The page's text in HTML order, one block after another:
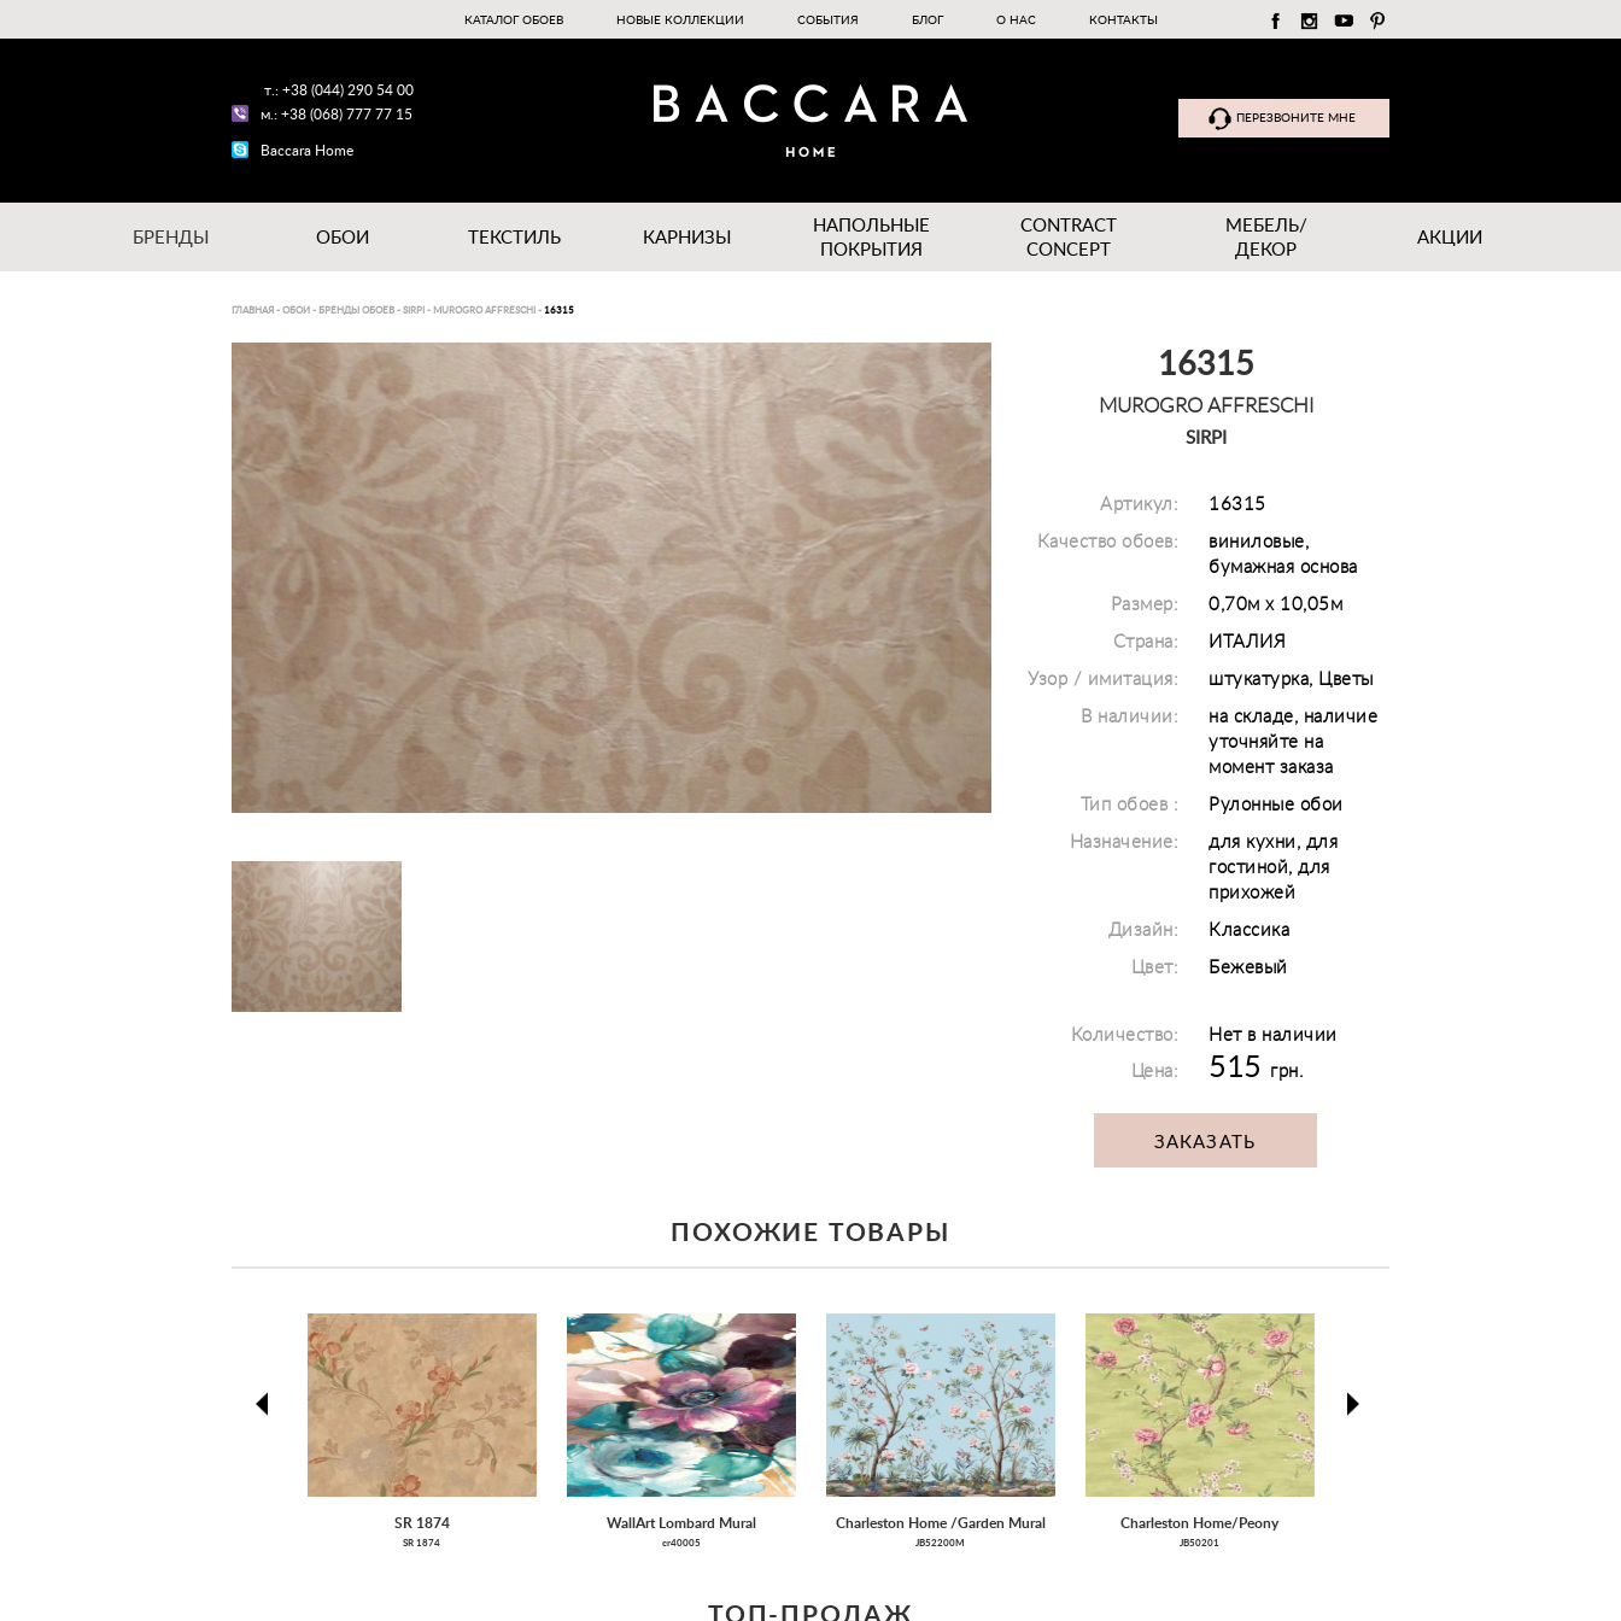
КАТАЛОГ ОБОЕВ НОВЫЕ КОЛЛЕКЦИИ СОБЫТИЯ БЛОГ О НАС КОНТАКТЫ
т.: +38 (044) 290 54 00
м.: +38 (068) 777 77 15
Baccara Home
ПЕРЕЗВОНИТЕ МНЕ
БРЕНДЫ ОБОИ ТЕКСТИЛЬ КАРНИЗЫ
НАПОЛЬНЫЕ
ПОКРЫТИЯ
CONTRACT
CONCEPT
МЕБЕЛЬ/
ДЕКОР
АКЦИИ
ГЛАВНАЯ - ОБОИ - БРЕНДЫ ОБОЕВ - SIRPI - MUROGRO AFFRESCHI - 16315
16315
MUROGRO AFFRESCHI
SIRPI
Артикул: 16315
Качество обоев:
виниловые,
бумажная основа
Размер: 0,70м х 10,05м
Страна: ИТАЛИЯ
Узор / имитация: штукатурка, Цветы
В наличии:
на складе, наличие
уточняйте на
момент заказа
Тип обоев : Рулонные обои
Назначение:
для кухни, для
гостиной, для
прихожей
Дизайн: Классика
Цвет: Бежевый
Количество:
Нет в наличии
Цена:
515 грн.
ЗАКАЗАТЬ
ПОХОЖИЕ ТОВАРЫ
SR 1874
SR 1874
WallArt Lombard Mural
cr40005
Charleston Home /Garden Mural
JB52200M
Charleston Home/Peony
JB50201
ТОП-ПРОДАЖ